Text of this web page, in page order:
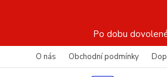
Po dobu
O nás Obchodní podmínky